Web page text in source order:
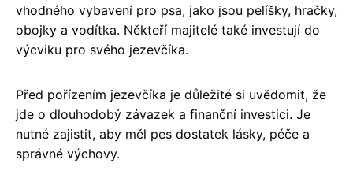
vhodného vybavení pro psa, jako jsou pelíšky, hračky,
obojky a vodítka. Někteří majitelé také investují do
výcviku pro svého jezevčíka.
Před pořízením jezevčíka je důležité si uvědomit, že
jde o dlouhodobý závazek a finanční investici. Je
nutné zajistit, aby měl pes dostatek lásky, péče a
správné výchovy.